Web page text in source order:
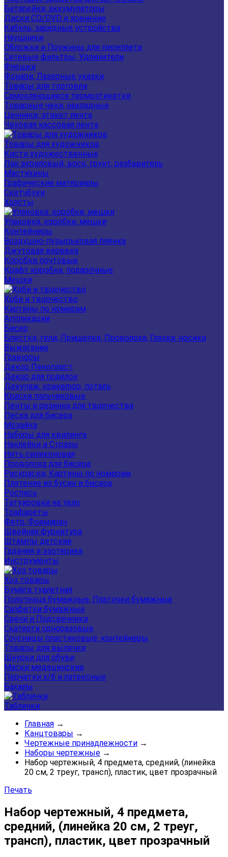
Батарейки, аккумуляторы
Диски CD/DVD и хранение
Кабель, зарядные устройства
Наушники
Обложки и Пружины для переплета
Сетевые фильтры, Удлинители
Флешки
Фонари, Лазерные указки
Товары для торговли
Самоклеющиеся термоэтикетки
Товарные чеки, накладные
Ценники, этикет лента
Чековая кассовая лента
Товары для художников
Кисти художественные
Лак акриловый, воск, грунт, разбавитель
Мастихины
Графические материалы
Скетчбуки
Холсты
Упаковка, коробки, мешки
Контейнеры
Воздушно-пузырьковая плёнка
Джутовая веревка
Коробки почтовые
Крафт коробки, подарочные
Мешки
Хоби и творчество
Картины по номерам
Аппликации
Бисер
Блестки, гели, Прищепки, Проволока, Глазки, носики
Выжигание
Гравюры
Декор Пенопласт
Декор для поделок
Декупаж, кракелюр, поталь
Краски пальчиковые
Ленты и резинка для творчества
Леска для бисера
Мозайка
Наборы для квилинга
Наклейки и Стразы
Нить силиконовая
Проволока для бисера
Раскраски, Картины по номерам
Плетение из бусин и бисера
Роспись
Татуировки на тело
Трафареты
Фетр, Фоамиран
Швейная фурнитура
Штампы детские
Гадания и эзотерика
Инструменты
Хоз товары
Бумага туалетная
Полотенца бумажные, Платочки бумажные
Салфетки бумажные
Свечи и Подсвечники
Скатерти одноразовые
Соусницы пластиковые, контейнеры
Товары для выпечки
Шнурки для обуви
Маски медецинские
Перчатки х/б и латексные
Бахилы
Таблички
Главная →
Канцтовары →
Чертежные принадлежности →
Наборы чертежные →
Набор чертежный, 4 предмета, средний, (линейка
20 см, 2 треуг, трансп), пластик, цвет прозрачный
Печать
Набор чертежный, 4 предмета,
средний, (линейка 20 см, 2 треуг,
трансп), пластик, цвет прозрачный